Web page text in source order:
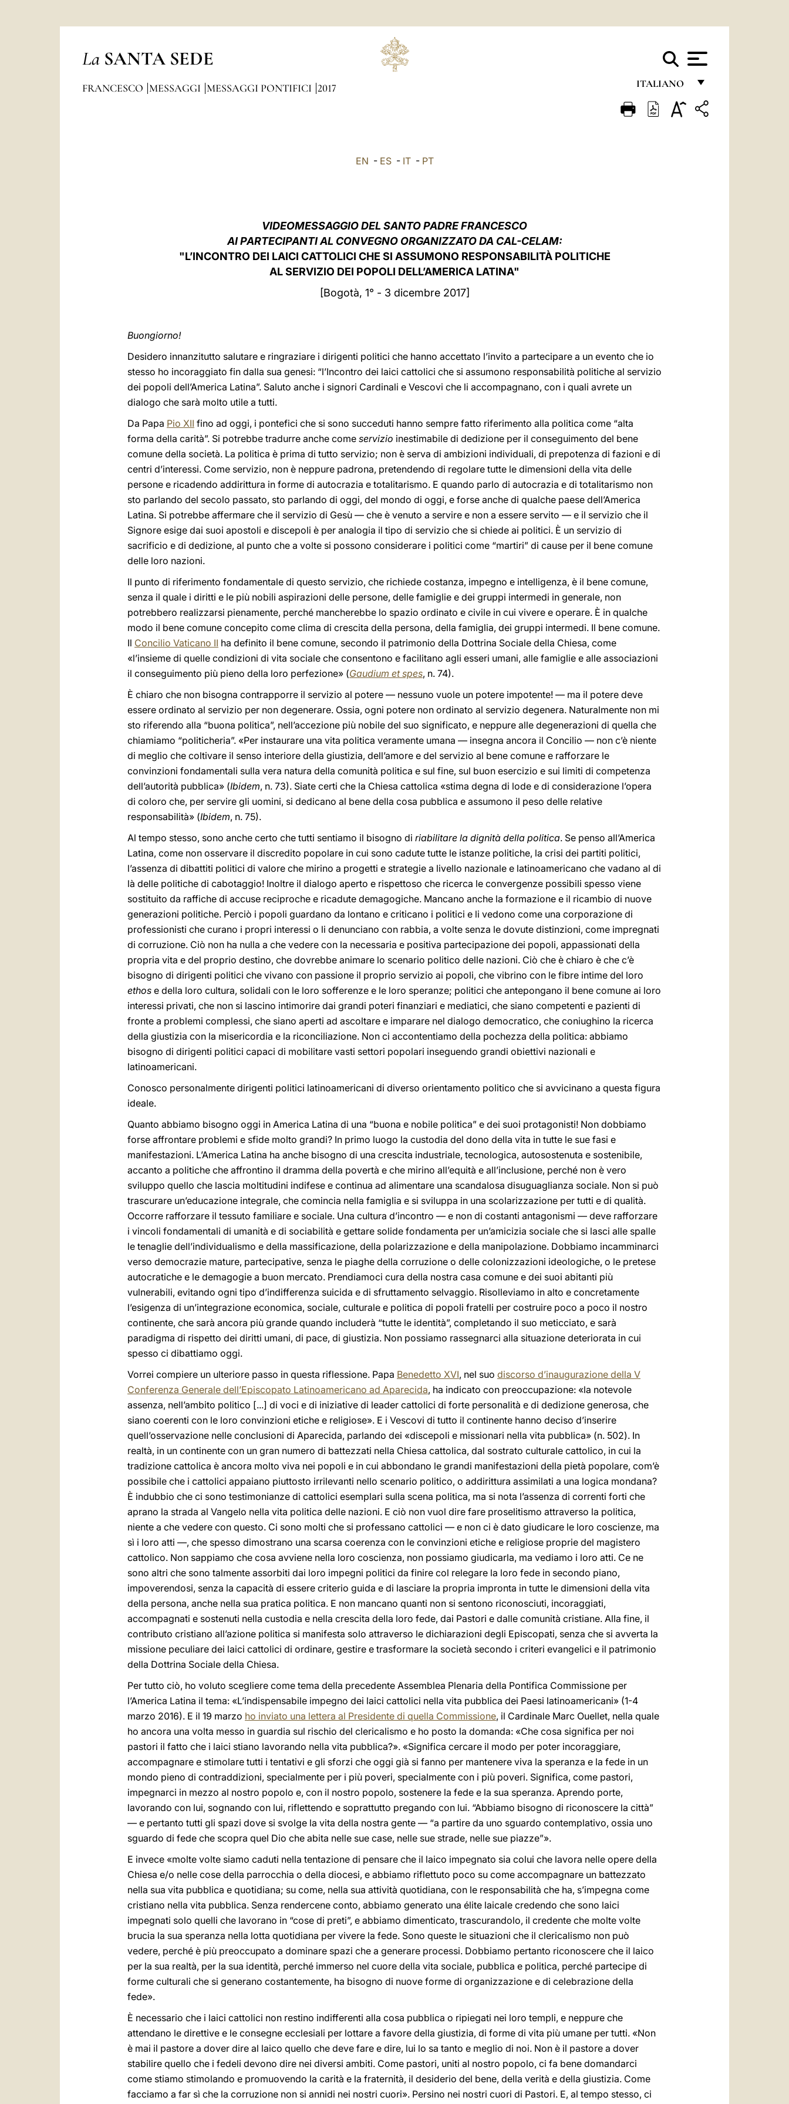
La SANTA SEDE
ITALIANO
FRANÇAIS
FRANCESCO MESSAGGI MESSAGGI PONTIFICI 2017
EN - ES- IT- PT
VIDEOMESSAGGIO DEL SANTO PADRE FRANCESCO
AI PARTECIPANTI AL CONVEGNO ORGANIZZATO DA CAL-CELAM:
"L’INCONTRO DEI LAICI CATTOLICI CHE SI ASSUMONO RESPONSABILITÀ POLITICHE
AL SERVIZIO DEI POPOLI DELL’AMERICA LATINA"
[Bogotà, 1° - 3 dicembre 2017]
Buongiorno!
Desidero innanzitutto salutare e ringraziare i dirigenti politici che hanno accettato l’invito a partecipare a un evento che io
stesso ho incoraggiato fin dalla sua genesi: “l’Incontro dei laici cattolici che si assumono responsabilità politiche al servizio
dei popoli dell’America Latina”. Saluto anche i signori Cardinali e Vescovi che li accompagnano, con i quali avrete un
dialogo che sarà molto utile a tutti.
Da Papa Pio XII fino ad oggi, i pontefici che si sono succeduti hanno sempre fatto riferimento alla politica come “alta
forma della carità”. Si potrebbe tradurre anche come servizio inestimabile di dedizione per il conseguimento del bene
comune della società. La politica è prima di tutto servizio; non è serva di ambizioni individuali, di prepotenza di fazioni e di
centri d’interessi. Come servizio, non è neppure padrona, pretendendo di regolare tutte le dimensioni della vita delle
persone e ricadendo addirittura in forme di autocrazia e totalitarismo. E quando parlo di autocrazia e di totalitarismo non
sto parlando del secolo passato, sto parlando di oggi, del mondo di oggi, e forse anche di qualche paese dell’America
Latina. Si potrebbe affermare che il servizio di Gesù — che è venuto a servire e non a essere servito — e il servizio che il
Signore esige dai suoi apostoli e discepoli è per analogia il tipo di servizio che si chiede ai politici. È un servizio di
sacrificio e di dedizione, al punto che a volte si possono considerare i politici come “martiri” di cause per il bene comune
delle loro nazioni.
Il punto di riferimento fondamentale di questo servizio, che richiede costanza, impegno e intelligenza, è il bene comune,
senza il quale i diritti e le più nobili aspirazioni delle persone, delle famiglie e dei gruppi intermedi in generale, non
potrebbero realizzarsi pienamente, perché mancherebbe lo spazio ordinato e civile in cui vivere e operare. È in qualche
modo il bene comune concepito come clima di crescita della persona, della famiglia, dei gruppi intermedi. Il bene comune.
Il Concilio Vaticano II ha definito il bene comune, secondo il patrimonio della Dottrina Sociale della Chiesa, come
«l’insieme di quelle condizioni di vita sociale che consentono e facilitano agli esseri umani, alle famiglie e alle associazioni
il conseguimento più pieno della loro perfezione» (Gaudium et spes, n. 74).
È chiaro che non bisogna contrapporre il servizio al potere — nessuno vuole un potere impotente! — ma il potere deve
essere ordinato al servizio per non degenerare. Ossia, ogni potere non ordinato al servizio degenera. Naturalmente non mi
sto riferendo alla “buona politica”, nell’accezione più nobile del suo significato, e neppure alle degenerazioni di quella che
chiamiamo “politicheria”. «Per instaurare una vita politica veramente umana — insegna ancora il Concilio — non c’è niente
di meglio che coltivare il senso interiore della giustizia, dell’amore e del servizio al bene comune e rafforzare le
convinzioni fondamentali sulla vera natura della comunità politica e sul fine, sul buon esercizio e sui limiti di competenza
dell’autorità pubblica» (Ibidem, n. 73). Siate certi che la Chiesa cattolica «stima degna di lode e di considerazione l’opera
di coloro che, per servire gli uomini, si dedicano al bene della cosa pubblica e assumono il peso delle relative
responsabilità» (Ibidem, n. 75).
Al tempo stesso, sono anche certo che tutti sentiamo il bisogno di riabilitare la dignità della politica. Se penso all’America
Latina, come non osservare il discredito popolare in cui sono cadute tutte le istanze politiche, la crisi dei partiti politici,
l’assenza di dibattiti politici di valore che mirino a progetti e strategie a livello nazionale e latinoamericano che vadano al di
là delle politiche di cabotaggio! Inoltre il dialogo aperto e rispettoso che ricerca le convergenze possibili spesso viene
sostituito da raffiche di accuse reciproche e ricadute demagogiche. Mancano anche la formazione e il ricambio di nuove
generazioni politiche. Perciò i popoli guardano da lontano e criticano i politici e li vedono come una corporazione di
professionisti che curano i propri interessi o li denunciano con rabbia, a volte senza le dovute distinzioni, come impregnati
di corruzione. Ciò non ha nulla a che vedere con la necessaria e positiva partecipazione dei popoli, appassionati della
propria vita e del proprio destino, che dovrebbe animare lo scenario politico delle nazioni. Ciò che è chiaro è che c’è
bisogno di dirigenti politici che vivano con passione il proprio servizio ai popoli, che vibrino con le fibre intime del loro
ethos e della loro cultura, solidali con le loro sofferenze e le loro speranze; politici che antepongano il bene comune ai loro
interessi privati, che non si lascino intimorire dai grandi poteri finanziari e mediatici, che siano competenti e pazienti di
fronte a problemi complessi, che siano aperti ad ascoltare e imparare nel dialogo democratico, che coniughino la ricerca
della giustizia con la misericordia e la riconciliazione. Non ci accontentiamo della pochezza della politica: abbiamo
bisogno di dirigenti politici capaci di mobilitare vasti settori popolari inseguendo grandi obiettivi nazionali e
latinoamericani.
Conosco personalmente dirigenti politici latinoamericani di diverso orientamento politico che si avvicinano a questa figura
ideale.
Quanto abbiamo bisogno oggi in America Latina di una “buona e nobile politica” e dei suoi protagonisti! Non dobbiamo
forse affrontare problemi e sfide molto grandi? In primo luogo la custodia del dono della vita in tutte le sue fasi e
manifestazioni. L’America Latina ha anche bisogno di una crescita industriale, tecnologica, autosostenuta e sostenibile,
accanto a politiche che affrontino il dramma della povertà e che mirino all’equità e all’inclusione, perché non è vero
sviluppo quello che lascia moltitudini indifese e continua ad alimentare una scandalosa disuguaglianza sociale. Non si può
trascurare un’educazione integrale, che comincia nella famiglia e si sviluppa in una scolarizzazione per tutti e di qualità.
Occorre rafforzare il tessuto familiare e sociale. Una cultura d’incontro — e non di costanti antagonismi — deve rafforzare
i vincoli fondamentali di umanità e di sociabilità e gettare solide fondamenta per un’amicizia sociale che si lasci alle spalle
le tenaglie dell’individualismo e della massificazione, della polarizzazione e della manipolazione. Dobbiamo incamminarci
verso democrazie mature, partecipative, senza le piaghe della corruzione o delle colonizzazioni ideologiche, o le pretese
autocratiche e le demagogie a buon mercato. Prendiamoci cura della nostra casa comune e dei suoi abitanti più
vulnerabili, evitando ogni tipo d’indifferenza suicida e di sfruttamento selvaggio. Risolleviamo in alto e concretamente
l’esigenza di un’integrazione economica, sociale, culturale e politica di popoli fratelli per costruire poco a poco il nostro
continente, che sarà ancora più grande quando includerà “tutte le identità”, completando il suo meticciato, e sarà
paradigma di rispetto dei diritti umani, di pace, di giustizia. Non possiamo rassegnarci alla situazione deteriorata in cui
spesso ci dibattiamo oggi.
Vorrei compiere un ulteriore passo in questa riflessione. Papa Benedetto XVI, nel suo discorso d’inaugurazione della V
Conferenza Generale dell’Episcopato Latinoamericano ad Aparecida, ha indicato con preoccupazione: «la notevole
assenza, nell’ambito politico [...] di voci e di iniziative di leader cattolici di forte personalità e di dedizione generosa, che
siano coerenti con le loro convinzioni etiche e religiose». E i Vescovi di tutto il continente hanno deciso d’inserire
quell’osservazione nelle conclusioni di Aparecida, parlando dei «discepoli e missionari nella vita pubblica» (n. 502). In
realtà, in un continente con un gran numero di battezzati nella Chiesa cattolica, dal sostrato culturale cattolico, in cui la
tradizione cattolica è ancora molto viva nei popoli e in cui abbondano le grandi manifestazioni della pietà popolare, com’è
possibile che i cattolici appaiano piuttosto irrilevanti nello scenario politico, o addirittura assimilati a una logica mondana?
È indubbio che ci sono testimonianze di cattolici esemplari sulla scena politica, ma si nota l’assenza di correnti forti che
aprano la strada al Vangelo nella vita politica delle nazioni. E ciò non vuol dire fare proselitismo attraverso la politica,
niente a che vedere con questo. Ci sono molti che si professano cattolici — e non ci è dato giudicare le loro coscienze, ma
sì i loro atti —, che spesso dimostrano una scarsa coerenza con le convinzioni etiche e religiose proprie del magistero
cattolico. Non sappiamo che cosa avviene nella loro coscienza, non possiamo giudicarla, ma vediamo i loro atti. Ce ne
sono altri che sono talmente assorbiti dai loro impegni politici da finire col relegare la loro fede in secondo piano,
impoverendosi, senza la capacità di essere criterio guida e di lasciare la propria impronta in tutte le dimensioni della vita
della persona, anche nella sua pratica politica. E non mancano quanti non si sentono riconosciuti, incoraggiati,
accompagnati e sostenuti nella custodia e nella crescita della loro fede, dai Pastori e dalle comunità cristiane. Alla fine, il
contributo cristiano all’azione politica si manifesta solo attraverso le dichiarazioni degli Episcopati, senza che si avverta la
missione peculiare dei laici cattolici di ordinare, gestire e trasformare la società secondo i criteri evangelici e il patrimonio
della Dottrina Sociale della Chiesa.
Per tutto ciò, ho voluto scegliere come tema della precedente Assemblea Plenaria della Pontifica Commissione per
l’America Latina il tema: «L’indispensabile impegno dei laici cattolici nella vita pubblica dei Paesi latinoamericani» (1-4
marzo 2016). E il 19 marzo ho inviato una lettera al Presidente di quella Commissione, il Cardinale Marc Ouellet, nella quale
ho ancora una volta messo in guardia sul rischio del clericalismo e ho posto la domanda: «Che cosa significa per noi
pastori il fatto che i laici stiano lavorando nella vita pubblica?». «Significa cercare il modo per poter incoraggiare,
accompagnare e stimolare tutti i tentativi e gli sforzi che oggi già si fanno per mantenere viva la speranza e la fede in un
mondo pieno di contraddizioni, specialmente per i più poveri, specialmente con i più poveri. Significa, come pastori,
impegnarci in mezzo al nostro popolo e, con il nostro popolo, sostenere la fede e la sua speranza. Aprendo porte,
lavorando con lui, sognando con lui, riflettendo e soprattutto pregando con lui. “Abbiamo bisogno di riconoscere la città”
— e pertanto tutti gli spazi dove si svolge la vita della nostra gente — “a partire da uno sguardo contemplativo, ossia uno
sguardo di fede che scopra quel Dio che abita nelle sue case, nelle sue strade, nelle sue piazze”».
E invece «molte volte siamo caduti nella tentazione di pensare che il laico impegnato sia colui che lavora nelle opere della
Chiesa e/o nelle cose della parrocchia o della diocesi, e abbiamo riflettuto poco su come accompagnare un battezzato
nella sua vita pubblica e quotidiana; su come, nella sua attività quotidiana, con le responsabilità che ha, s’impegna come
cristiano nella vita pubblica. Senza rendercene conto, abbiamo generato una élite laicale credendo che sono laici
impegnati solo quelli che lavorano in “cose di preti”, e abbiamo dimenticato, trascurandolo, il credente che molte volte
brucia la sua speranza nella lotta quotidiana per vivere la fede. Sono queste le situazioni che il clericalismo non può
vedere, perché è più preoccupato a dominare spazi che a generare processi. Dobbiamo pertanto riconoscere che il laico
per la sua realtà, per la sua identità, perché immerso nel cuore della vita sociale, pubblica e politica, perché partecipe di
forme culturali che si generano costantemente, ha bisogno di nuove forme di organizzazione e di celebrazione della
fede».
È necessario che i laici cattolici non restino indifferenti alla cosa pubblica o ripiegati nei loro templi, e neppure che
attendano le direttive e le consegne ecclesiali per lottare a favore della giustizia, di forme di vita più umane per tutti. «Non
è mai il pastore a dover dire al laico quello che deve fare e dire, lui lo sa tanto e meglio di noi. Non è il pastore a dover
stabilire quello che i fedeli devono dire nei diversi ambiti. Come pastori, uniti al nostro popolo, ci fa bene domandarci
come stiamo stimolando e promuovendo la carità e la fraternità, il desiderio del bene, della verità e della giustizia. Come
facciamo a far sì che la corruzione non si annidi nei nostri cuori». Persino nei nostri cuori di Pastori. E, al tempo stesso, ci